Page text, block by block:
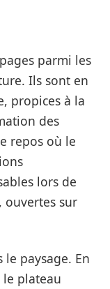
parmi les
Ils sont en
propices à la
des
repos où le
lors de
ouvertes sur
le paysage. En
plateau